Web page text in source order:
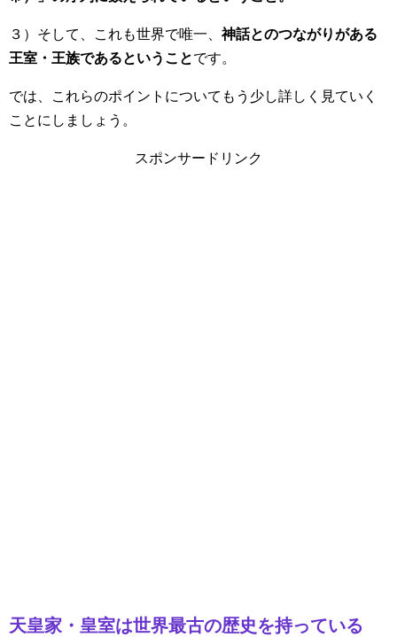
３）そして、これも世界で唯一、神話とのつながりがある
王室・王族であるということです。
では、これらのポイントについてもう少し詳しく見ていく
ことにしましょう。
スポンサードリンク
天皇家・皇室は世界最古の歴史を持っている